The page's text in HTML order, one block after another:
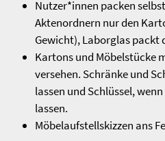
Nutzer*innen packen
Aktenordnern nur den
Gewicht), Laborglas packt
Kartons und Möbelstücke
versehen. Schränke und
lassen und Schlüssel,
lassen.
Möbelaufstellskizzen ans